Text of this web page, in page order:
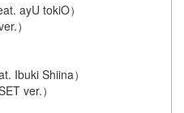
ayU tokiO）
）
Ibuki Shiina）
ver.）